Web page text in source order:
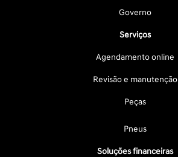
Governo
Serviços
Agendamento online
Revisão e manutenção
Peças
Pneus
Soluções financeiras